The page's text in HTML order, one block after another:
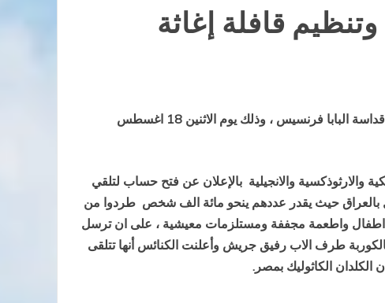
قافلة إغاثة
اقامت لجنة البطاركة والاساقفة الكاثوليك بمصر وسائر الكنائس المصرية بامسية صلاة من اجل العراق بناء على دعوة قداسة البابا فرنسيس ، وذلك يوم الاثنين 18 اغسطس
والارثوذكسية والانجيلية بالإعلان عن فتح حساب لتلقي
بالعراق حيث يقدر عددهم ينحو مائة الف شخص طردوا من
اطفال واطعمة مجففة ومستلزمات معيشية ، على ان ترسل
طرف الاب رفيق جريش وأعلنت الكنائس أنها تتلقى